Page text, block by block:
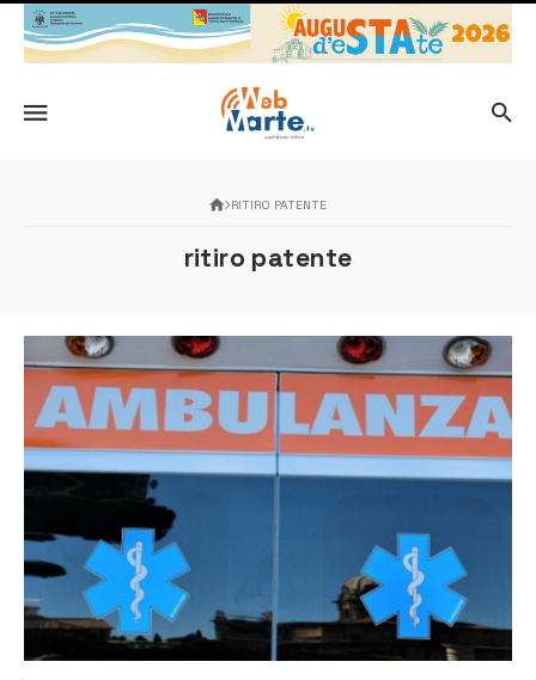
RITIRO PATENTE
ritiro patente